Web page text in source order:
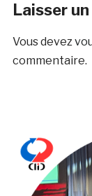
Laisser
Vous devez
commentaire.